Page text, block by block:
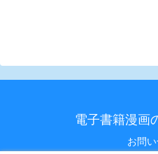
電子書籍漫画
お問